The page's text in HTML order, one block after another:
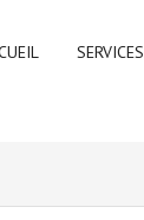
SERVICES